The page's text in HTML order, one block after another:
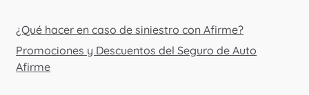
¿Qué hacer en caso de siniestro con Afirme?
Promociones y Descuentos del Seguro de Auto
Afirme